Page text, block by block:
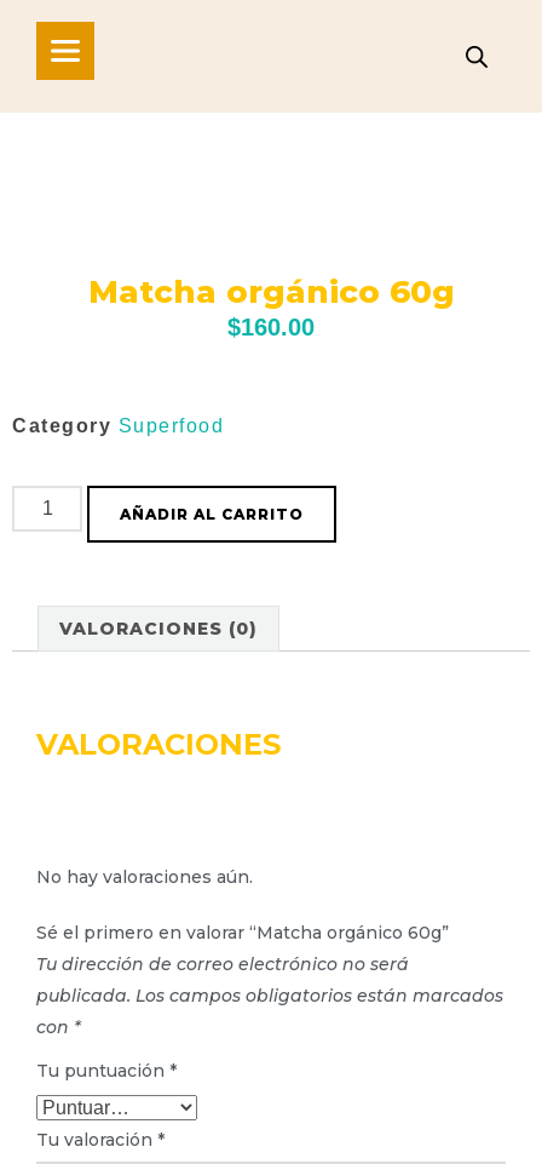
Matcha orgánico 60g
$160.00
Category Superfood
AÑADIR AL CARRITO
VALORACIONES (0)
VALORACIONES
No hay valoraciones aún.
Sé el primero en valorar “Matcha orgánico 60g”
Tu dirección de correo electrónico no será
publicada. Los campos obligatorios están marcados
con *
Tu puntuación *
Tu valoración *